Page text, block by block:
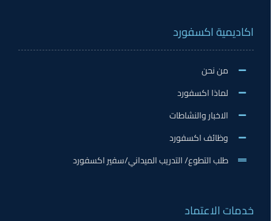
اكسفورد
من نحن
لماذا اكسفورد
الاخبار والنشاطات
وظائف اكسفورد
طلب التطوع/ التدريب الميداني/سفير اكسفورد
الاعتماد